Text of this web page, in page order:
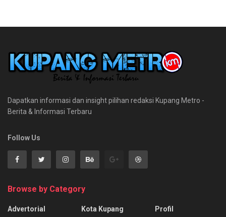
Dapatkan informasi dan insight pilihan redaksi Kupang Metro -
Berita & Informasi Terbaru
Follow Us
Browse by Category
Advertorial
Kota Kupang
Profil